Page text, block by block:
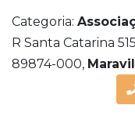
Categoria:
R Santa Catarina 515
89874-000,